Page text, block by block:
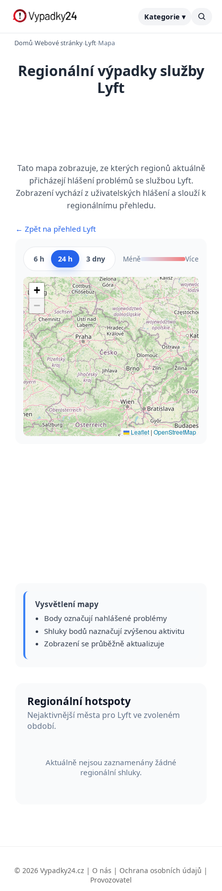
Kategorie ▾
Domů›Webové stránky›Lyft›Mapa
Regionální výpadky služby
Lyft
Tato mapa zobrazuje, ze kterých regionů aktuálně
přicházejí hlášení problémů se službou Lyft.
Zobrazení vychází z uživatelských hlášení a slouží k
regionálnímu přehledu.
← Zpět na přehled Lyft
6 h 24 h 3 dny Méně Více
+
−
Leaflet | OpenStreetMap
Vysvětlení mapy
Body označují nahlášené problémy
Shluky bodů naznačují zvýšenou aktivitu
Zobrazení se průběžně aktualizuje
Regionální hotspoty
Nejaktivnější města pro Lyft ve zvoleném
období.
Aktuálně nejsou zaznamenány žádné
regionální shluky.
© 2026 Vypadky24.cz | O nás | Ochrana osobních údajů |
Provozovatel